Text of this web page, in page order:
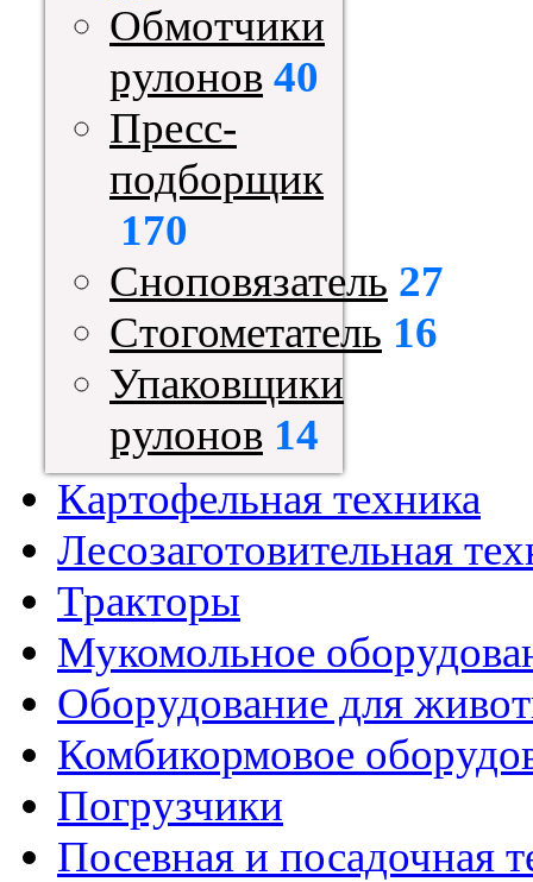
Обмотчики
рулонов 40
Пресс-
подборщик
170
Сноповязатель 27
Стогометатель 16
Упаковщики
рулонов 14
Картофельная техника
Лесозаготовительная
Тракторы
Мукомольное
Оборудование для
Комбикормовое
Погрузчики
Посевная и посадочная